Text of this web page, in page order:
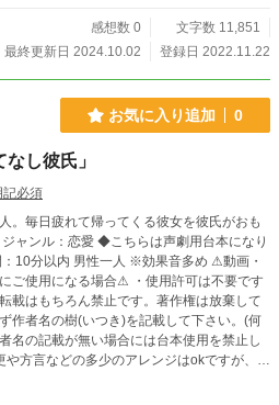
感想数 0
文字数 11,851
最終更新日 2024.10.02
登録日 2022.11.22
お気に入り追加 0
し彼氏」
記必須
。毎日疲れて帰ってくる彼女を彼氏がおも
分以内 男性一人 ※効果音多め ⚠動画・
ご使用になる場合⚠ ・使用許可は不要です
載はもちろん禁止です。著作権は放棄して
作者名の樹(いつき)を記載して下さい。(何
名の記載が無い場合には台本使用を禁止し
や方言などの多少のアレンジはokですが、大
本の世界観をぶち壊すようなアレンジやエ